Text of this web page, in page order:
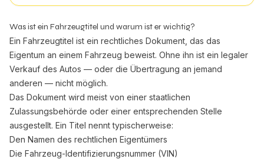
Was ist ein Fahrzeugtitel und warum ist er wichtig?
Ein Fahrzeugtitel ist ein rechtliches Dokument, das das
Eigentum an einem Fahrzeug beweist. Ohne ihn ist ein legaler
Verkauf des Autos — oder die Übertragung an jemand
anderen — nicht möglich.
Das Dokument wird meist von einer staatlichen
Zulassungsbehörde oder einer entsprechenden Stelle
ausgestellt. Ein Titel nennt typischerweise:
Den Namen des rechtlichen Eigentümers
Die Fahrzeug-Identifizierungsnummer (VIN)